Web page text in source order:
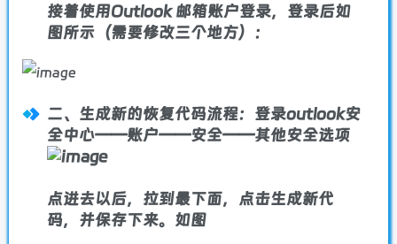
接着使用Outlook 邮箱账户登录，登录后如
图所示（需要修改三个地方）：
二、 生成新的恢复代码流程：登录outlook安
全中心——账户——安全——其他安全选项
点进去以后，拉到最下面，点击生成新代
码，并保存下来。如图